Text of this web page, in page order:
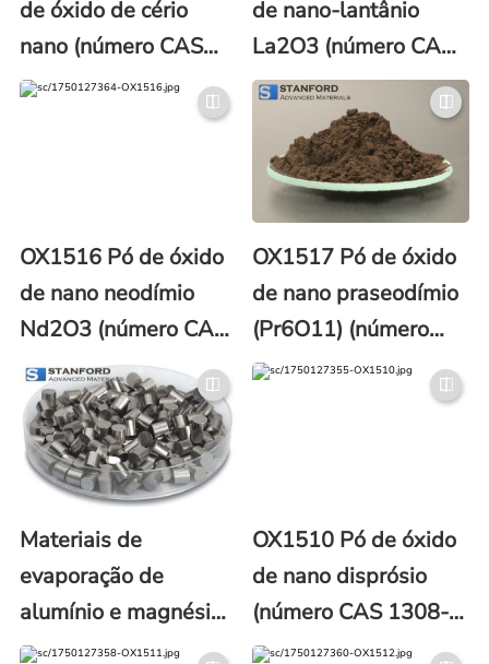
de óxido de cério
nano (número CAS
1306-38-3)
de nano-lantânio
La2O3 (número CAS:
1312-81-8)
OX1516 Pó de óxido
de nano neodímio
Nd2O3 (número CAS:
1313-97-9)
OX1517 Pó de óxido
de nano praseodímio
(Pr6O11) (número
CAS 12037-29-5)
Materiais de
evaporação de
alumínio e magnésio
(Al/Mg)
OX1510 Pó de óxido
de nano disprósio
(número CAS 1308-
87-8)